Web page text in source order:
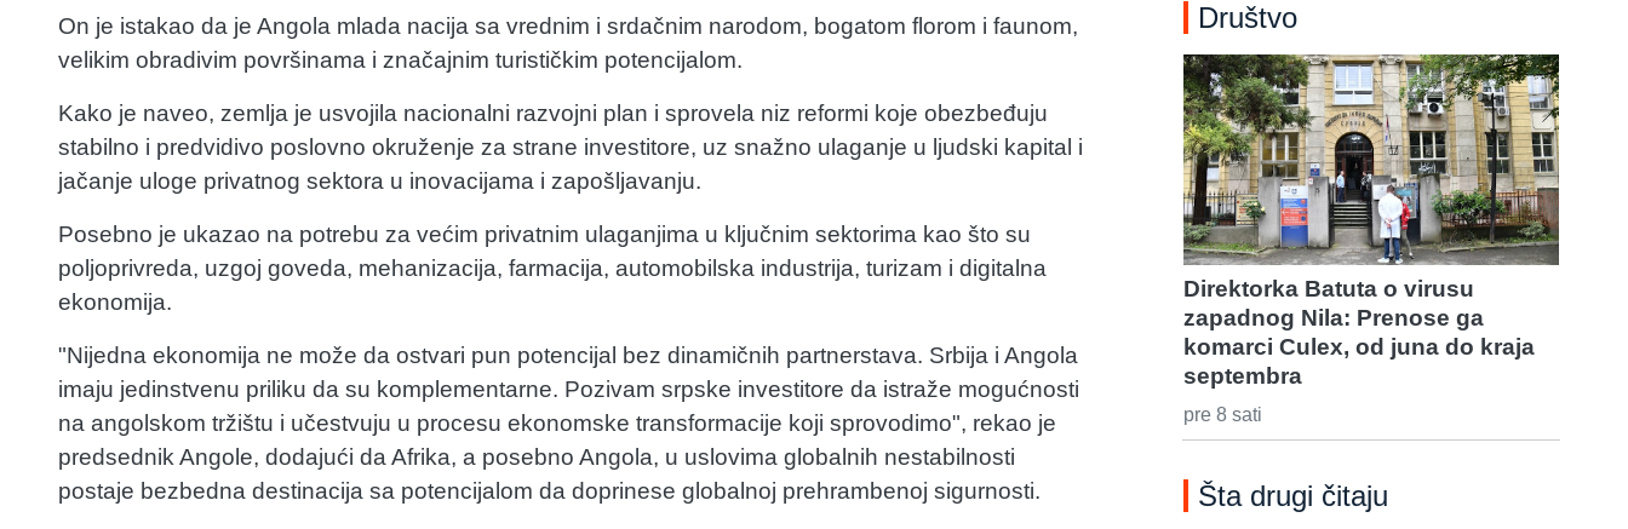
On je istakao da je Angola mlada nacija sa vrednim i srdačnim narodom, bogatom florom i faunom,
velikim obradivim površinama i značajnim turističkim potencijalom.
Kako je naveo, zemlja je usvojila nacionalni razvojni plan i sprovela niz reformi koje obezbeđuju
stabilno i predvidivo poslovno okruženje za strane investitore, uz snažno ulaganje u ljudski kapital i
jačanje uloge privatnog sektora u inovacijama i zapošljavanju.
Posebno je ukazao na potrebu za većim privatnim ulaganjima u ključnim sektorima kao što su
poljoprivreda, uzgoj goveda, mehanizacija, farmacija, automobilska industrija, turizam i digitalna
ekonomija.
"Nijedna ekonomija ne može da ostvari pun potencijal bez dinamičnih partnerstava. Srbija i Angola
imaju jedinstvenu priliku da su komplementarne. Pozivam srpske investitore da istraže mogućnosti
na angolskom tržištu i učestvuju u procesu ekonomske transformacije koji sprovodimo", rekao je
predsednik Angole, dodajući da Afrika, a posebno Angola, u uslovima globalnih nestabilnosti
postaje bezbedna destinacija sa potencijalom da doprinese globalnoj prehrambenoj sigurnosti.
Društvo
Direktorka Batuta o virusu
zapadnog Nila: Prenose ga
komarci Culex, od juna do kraja
septembra
pre 8 sati
Šta drugi čitaju